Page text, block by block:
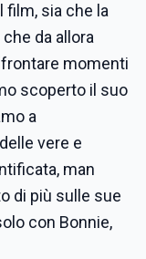
film, sia che la
da allora
momenti
scoperto il suo
a
vere e
man
di più sulle sue
con Bonnie,